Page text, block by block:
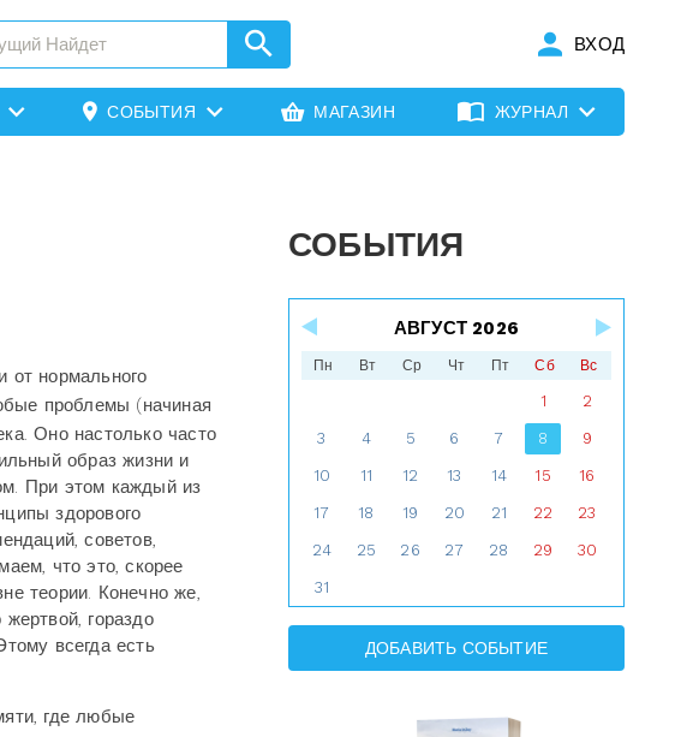
ВХОД
СОБЫТИЯ МАГАЗИН ЖУРНАЛ
от нормального
проблемы (начиная
Оно настолько часто
образ жизни и
При этом каждый из
здорового
советов,
что это, скорее
теории. Конечно же,
гораздо
всегда есть
где любые
СОБЫТИЯ
АВГУСТ 2026
Пн Вт Ср Чт Пт Сб Вс
1 2
3 4 5 6 7 8 9
10 11 12 13 14 15 16
17 18 19 20 21 22 23
24 25 26 27 28 29 30
31
ДОБАВИТЬ СОБЫТИЕ